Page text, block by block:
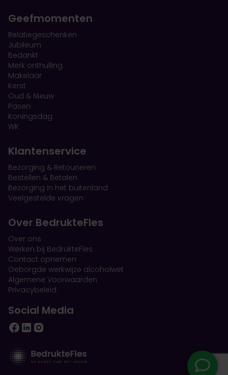
Geefmomenten
Relatiegeschenken
Jubileum
Bedankt
Merk onthulling
Makelaar
Kerst
Oud & Nieuw
Pasen
Koningsdag
WK
Klantenservice
Bezorging & Retouneren
Bestellen & Betalen
Bezorging in het buitenland
Veelgestelde vragen
Over BedrukteFles
Over ons
Werken bij BedrukteFles
Contact opnemen
Geborgde werkwijze alcoholwet
Algemene Voorwaarden
Privacybeleid
Social Media